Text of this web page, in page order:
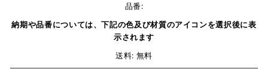
品番:
納期や品番については、下記の色及び材質のアイコンを選択後に表
示されます
送料: 無料